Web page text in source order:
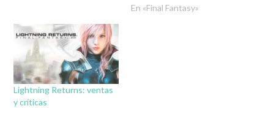
En «Final Fantasy»
Lightning Returns: ventas
y críticas